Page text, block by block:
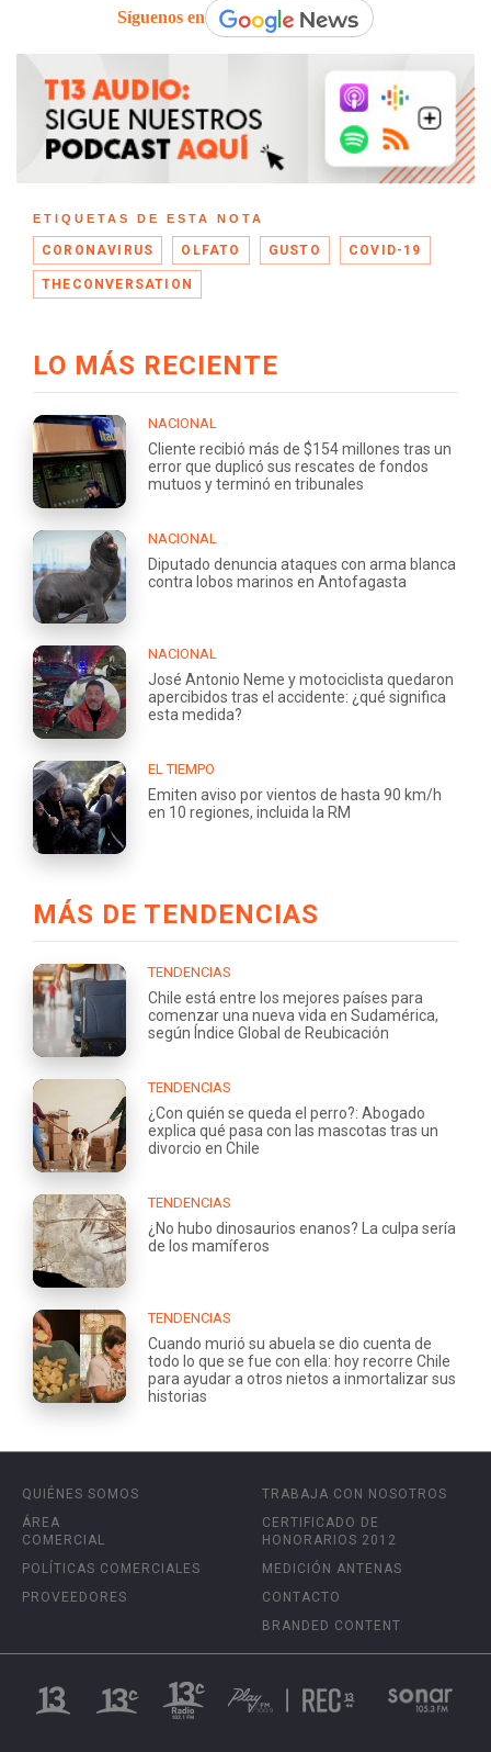
Síguenos en
ETIQUETAS DE ESTA NOTA
CORONAVIRUS OLFATO GUSTO COVID-19
THECONVERSATION
LO MÁS RECIENTE
NACIONAL
Cliente recibió más de $154 millones tras un
error que duplicó sus rescates de fondos
mutuos y terminó en tribunales
NACIONAL
Diputado denuncia ataques con arma blanca
contra lobos marinos en Antofagasta
NACIONAL
José Antonio Neme y motociclista quedaron
apercibidos tras el accidente: ¿qué significa
esta medida?
EL TIEMPO
Emiten aviso por vientos de hasta 90 km/h
en 10 regiones, incluida la RM
MÁS DE TENDENCIAS
TENDENCIAS
Chile está entre los mejores países para
comenzar una nueva vida en Sudamérica,
según Índice Global de Reubicación
TENDENCIAS
¿Con quién se queda el perro?: Abogado
explica qué pasa con las mascotas tras un
divorcio en Chile
TENDENCIAS
¿No hubo dinosaurios enanos? La culpa sería
de los mamíferos
TENDENCIAS
Cuando murió su abuela se dio cuenta de
todo lo que se fue con ella: hoy recorre Chile
para ayudar a otros nietos a inmortalizar sus
historias
QUIÉNES SOMOS
ÁREA
COMERCIAL
POLÍTICAS COMERCIALES
PROVEEDORES
TRABAJA CON NOSOTROS
CERTIFICADO DE
HONORARIOS 2012
MEDICIÓN ANTENAS
CONTACTO
BRANDED CONTENT